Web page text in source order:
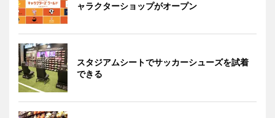
ャラクターショップがオープン
スタジアムシートでサッカーシューズを試着
できる